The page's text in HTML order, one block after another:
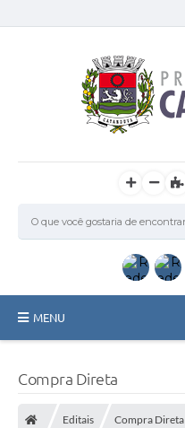
MENU
Compra Direta
Editais Compra Direta